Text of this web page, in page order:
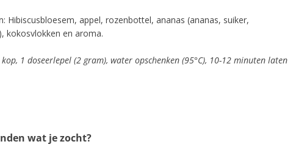
Hibiscusbloesem, appel, rozenbottel, ananas (ananas, suiker,
kokosvlokken en aroma.
1 doseerlepel (2 gram), water opschenken (95°C), 10-12 minuten laten
wat je zocht?